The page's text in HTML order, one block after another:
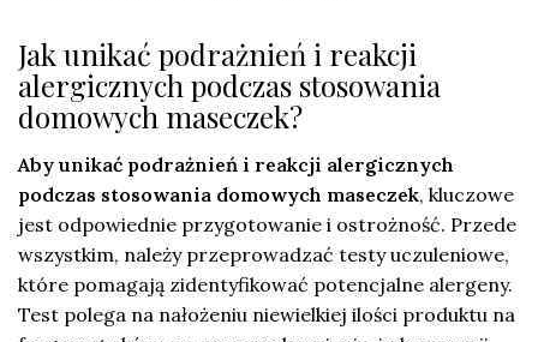
Jak unikać podrażnień i reakcji
alergicznych podczas stosowania
domowych maseczek?
Aby unikać podrażnień i reakcji alergicznych
podczas stosowania domowych maseczek, kluczowe
jest odpowiednie przygotowanie i ostrożność. Przede
wszystkim, należy przeprowadzać testy uczuleniowe,
które pomagają zidentyfikować potencjalne alergeny.
Test polega na nałożeniu niewielkiej ilości produktu na